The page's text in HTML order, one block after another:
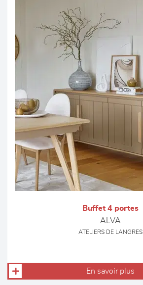
Buffet 4 portes
ALVA
ATELIERS DE LANGRES
En savoir plus